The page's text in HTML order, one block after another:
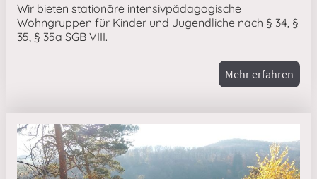
Wir bieten stationäre intensivpädagogische
Wohngruppen für Kinder und Jugendliche nach § 34, §
35, § 35a SGB VIII.
Mehr erfahren